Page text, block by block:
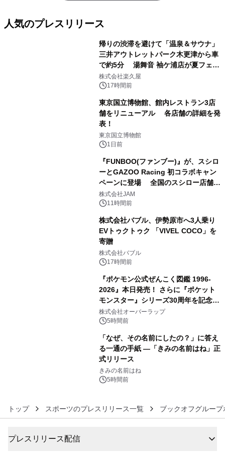
人気のプレスリリース
帰りの渋滞を避けて「温泉＆サウナ」
三井アウトレットパーク木更津から車
で約5分 湯舞音 袖ケ浦店が夏フェア
メニューを提供
株式会社楽久屋
17時間前
東京国立博物館、館内レストラン3店
舗をリニューアル 各店舗の詳細を発
表！
東京国立博物館
1日前
『FUNBOO(ファンブー)』が、スシロ
ーとGAZOO Racing 初コラボキャン
ペーンに登場 全国のスシロー店舗で
GR 4車種の FUNBOO(ミニカー)付き
メニューが展開されます
株式会社JAM
11時間前
株式会社バブル、伊勢原市へ3人乗り
EVトゥクトゥク 「VIVEL COCO」を
寄贈
株式会社バブル
17時間前
『ポケモン公式ぜんこく図鑑 1996-
2026』本日発売！ さらに『ポケット
モンスター』シリーズ30周年を記念し
た画集『ポケットモンスター ビジュア
ルアートブック』の発売決定！ 2026
株式会社オーバーラップ
5時間前
「なぜ、その名前にしたの？」に答え
る一通の手紙 ―「きみの名前はね」正
式リリース
きみの名前はね
5時間前
トップ スポーツのプレスリリース一覧 ブックオフグルー
プレスリリース配信